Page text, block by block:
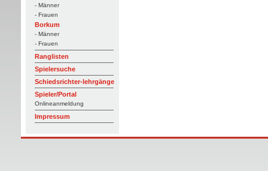
- Männer
- Frauen
Borkum
- Männer
- Frauen
Ranglisten
Spielersuche
Schiedsrichter-lehrgänge
Spieler/Portal
Onlineanmeldung
Impressum